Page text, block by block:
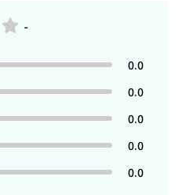
-
0.0
0.0
0.0
0.0
0.0